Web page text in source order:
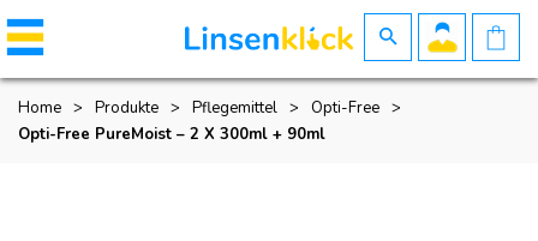
Home > Produkte > Pflegemittel > Opti-Free >
Opti-Free PureMoist – 2 X 300ml + 90ml